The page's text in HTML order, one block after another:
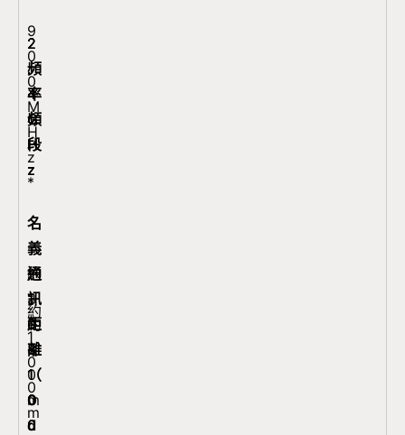
頻
率
頻
段
2
.
4
G
H
z
9
0
0
M
H
z
*
2
.
4
G
H
z
2
.
4
G
H
z
2
.
4
G
H
z
名
義
通
訊
距
離
（
0
d
約
1
0
0
m
約
3
0
~
1
0
0
約
1
0
~
1
0
0
約
1
0
~
1
0
0
約
3
0
m